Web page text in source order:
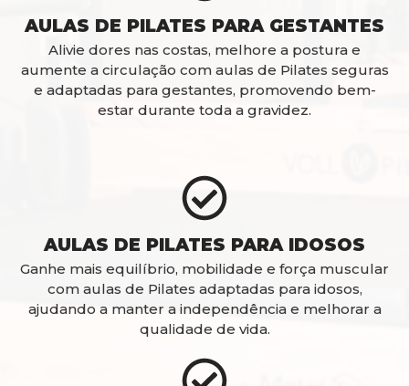
AULAS DE PILATES PARA GESTANTES
Alivie dores nas costas, melhore a postura e
aumente a circulação com aulas de Pilates seguras
e adaptadas para gestantes, promovendo bem-
estar durante toda a gravidez.
AULAS DE PILATES PARA IDOSOS
Ganhe mais equilíbrio, mobilidade e força muscular
com aulas de Pilates adaptadas para idosos,
ajudando a manter a independência e melhorar a
qualidade de vida.